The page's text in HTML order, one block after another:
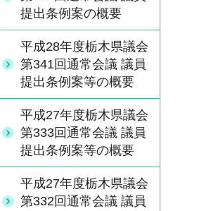
提出条例案の概要
平成28年度栃木県議会
第341回通常会議 議員
提出条例案等の概要
平成27年度栃木県議会
第333回通常会議 議員
提出条例案等の概要
平成27年度栃木県議会
第332回通常会議 議員